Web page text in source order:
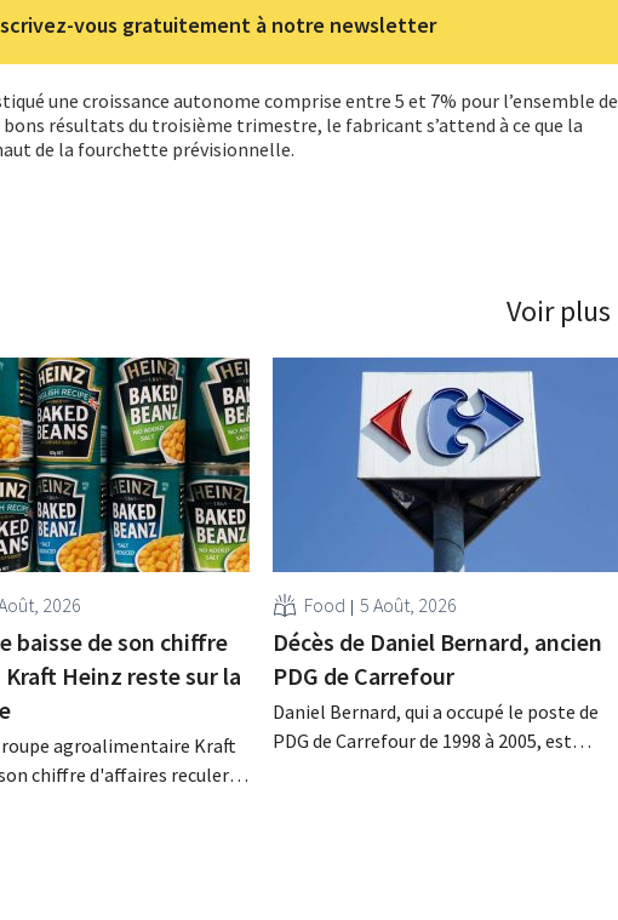
vous gratuitement à notre newsletter
une croissance autonome comprise entre 5 et 7% pour l’ensemble de
bons résultats du troisième trimestre, le fabricant s’attend à ce que la
de la fourchette prévisionnelle.
Voir plus
2026
baisse de son chiffre
Kraft Heinz reste sur la
agroalimentaire Kraft
chiffre d'affaires reculer
Food 5 Août, 2026
Décès de Daniel Bernard, ancien
PDG de Carrefour
Daniel Bernard, qui a occupé le poste de
PDG de Carrefour de 1998 à 2005, est